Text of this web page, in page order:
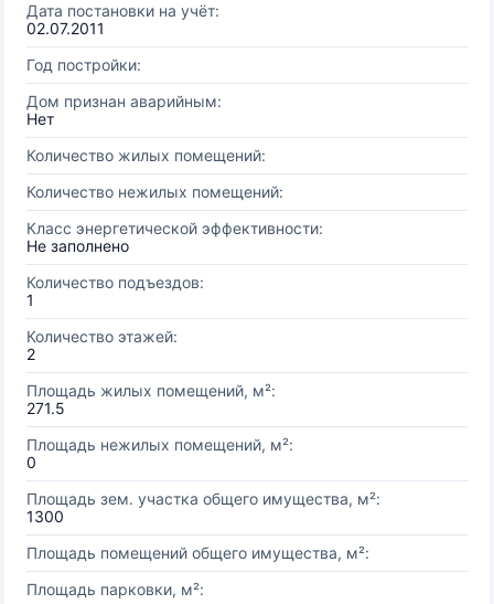
Дата постановки на учёт:
02.07.2011
Год постройки:
Дом признан аварийным:
Нет
Количество жилых помещений:
Количество нежилых помещений:
Класс энергетической эффективности:
Не заполнено
Количество подъездов:
1
Количество этажей:
2
Площадь жилых помещений, м²:
271.5
Площадь нежилых помещений, м²:
0
Площадь зем. участка общего имущества, м²:
1300
Площадь помещений общего имущества, м²:
Площадь парковки, м²: